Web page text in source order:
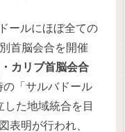
ールにほぼ全ての
首脳会合を開催
カリブ首脳会合
「サルバドール
た地域統合を目
表明が行われ、